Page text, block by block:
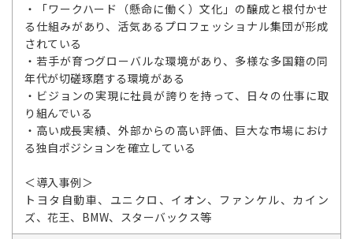
・「ワークハード（懸命に働く）文化」の醸成と根付かせ
る仕組みがあり、活気あるプロフェッショナル集団が形成
されている
・若手が育つグローバルな環境があり、多様な多国籍の同
年代が切磋琢磨する環境がある
・ビジョンの実現に社員が誇りを持って、日々の仕事に取
り組んでいる
・高い成長実績、外部からの高い評価、巨大な市場におけ
る独自ポジションを確立している
＜導入事例＞
トヨタ自動車、ユニクロ、イオン、ファンケル、カイン
ズ、花王、BMW、スターバックス等